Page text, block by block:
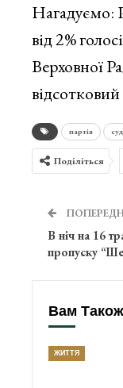
Нагадуємо:
від 2%
Верховної
партія суд
Поділіться
В ніч на 16
пропуску
Вам
ЖИТТЯ